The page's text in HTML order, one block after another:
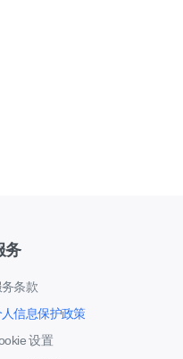
务
务条款
信息保护政策
设置